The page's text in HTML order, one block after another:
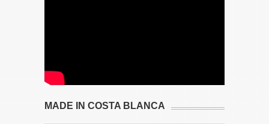
MADE IN COSTA BLANCA